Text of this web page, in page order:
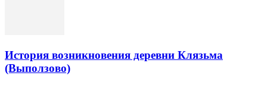
История возникновения деревни Клязьма
(Выползово)